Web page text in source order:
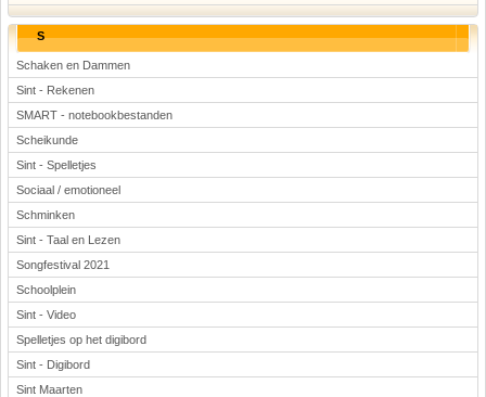
S
Schaken en Dammen
Sint - Rekenen
SMART - notebookbestanden
Scheikunde
Sint - Spelletjes
Sociaal / emotioneel
Schminken
Sint - Taal en Lezen
Songfestival 2021
Schoolplein
Sint - Video
Spelletjes op het digibord
Sint - Digibord
Sint Maarten